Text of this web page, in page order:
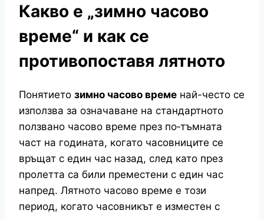
Какво е „зимно часово
време“ и как се
противопоставя лятното
Понятието зимно часово време най-често се
използва за означаване на стандартното
ползвано часово време през по‑тъмната
част на годината, когато часовниците се
връщат с един час назад, след като през
пролетта са били преместени с един час
напред. Лятното часово време е този
период, когато часовникът е изместен с